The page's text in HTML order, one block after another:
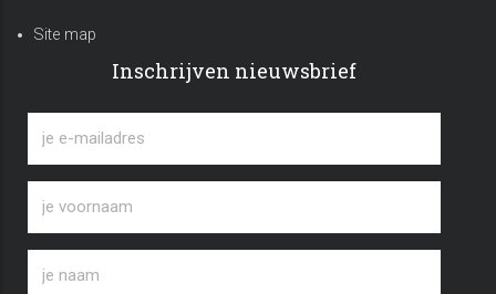
Site map
Inschrijven nieuwsbrief